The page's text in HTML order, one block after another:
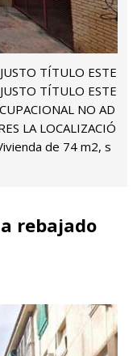
TÍTULO ESTE
TÍTULO ESTE
NO AD
LA LOCALIZACIÓ
de 74 m2, s
rebajado